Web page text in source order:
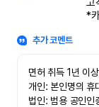
고
*
추가 코멘트
면허 취득 1년 이상
개인: 본인명의 휴
법인: 범용 공인인